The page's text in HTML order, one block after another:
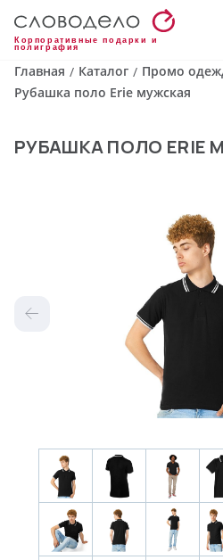
Корпоративные подарки и
полиграфия
Главная / Каталог / Промо
Рубашка поло Erie мужская
РУБАШКА ПОЛО ERIE